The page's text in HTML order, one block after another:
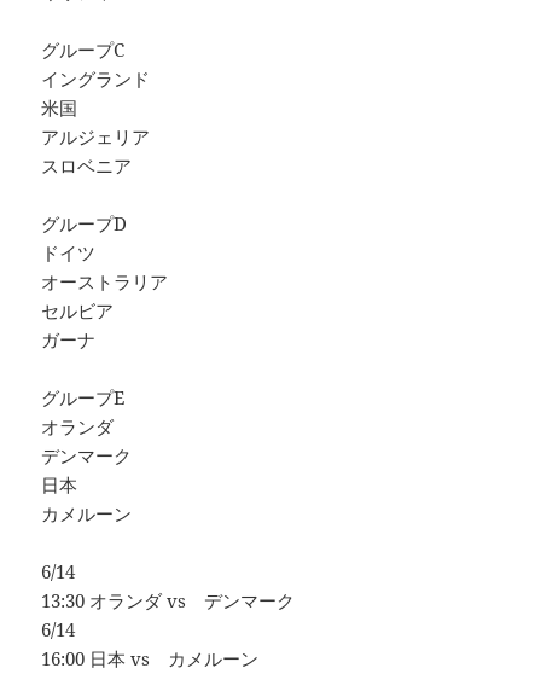
グループC
イングランド
米国
アルジェリア
スロベニア
グループD
ドイツ
オーストラリア
セルビア
ガーナ
グループE
オランダ
デンマーク
日本
カメルーン
6/14
13:30 オランダ vs デンマーク
6/14
16:00 日本 vs カメルーン